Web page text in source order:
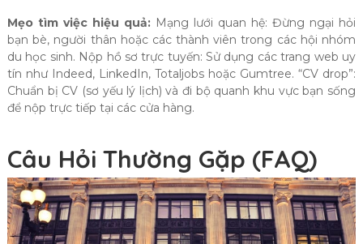
Mẹo tìm việc hiệu quả: Mạng lưới quan hệ: Đừng ngại hỏi
bạn bè, người thân hoặc các thành viên trong các hội nhóm
du học sinh. Nộp hồ sơ trực tuyến: Sử dụng các trang web uy
tín như Indeed, LinkedIn, Totaljobs hoặc Gumtree. “CV drop”:
Chuẩn bị CV (sơ yếu lý lịch) và đi bộ quanh khu vực bạn sống
để nộp trực tiếp tại các cửa hàng.
Câu Hỏi Thường Gặp (FAQ)